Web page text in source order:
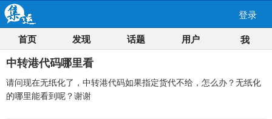
登录
首页 发现 话题 用户 我
中转港代码哪里看
请问现在无纸化了，中转港代码如果指定货代不给，怎么办？无纸化
的哪里能看到呢？谢谢